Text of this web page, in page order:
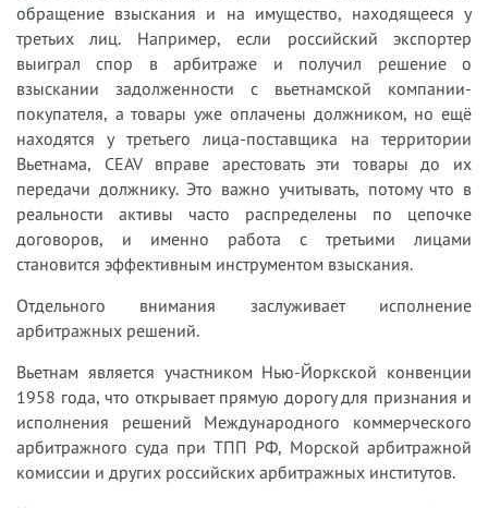
обращение взыскания и на имущество, находящееся у
третьих лиц. Например, если российский экспортер
выиграл спор в арбитраже и получил решение о
взыскании задолженности с вьетнамской компании-
покупателя, а товары уже оплачены должником, но ещё
находятся у третьего лица-поставщика на территории
Вьетнама, CEAV вправе арестовать эти товары до их
передачи должнику. Это важно учитывать, потому что в
реальности активы часто распределены по цепочке
договоров, и именно работа с третьими лицами
становится эффективным инструментом взыскания.
Отдельного внимания заслуживает исполнение
арбитражных решений.
Вьетнам является участником Нью-Йоркской конвенции
1958 года, что открывает прямую дорогу для признания и
исполнения решений Международного коммерческого
арбитражного суда при ТПП РФ, Морской арбитражной
комиссии и других российских арбитражных институтов.